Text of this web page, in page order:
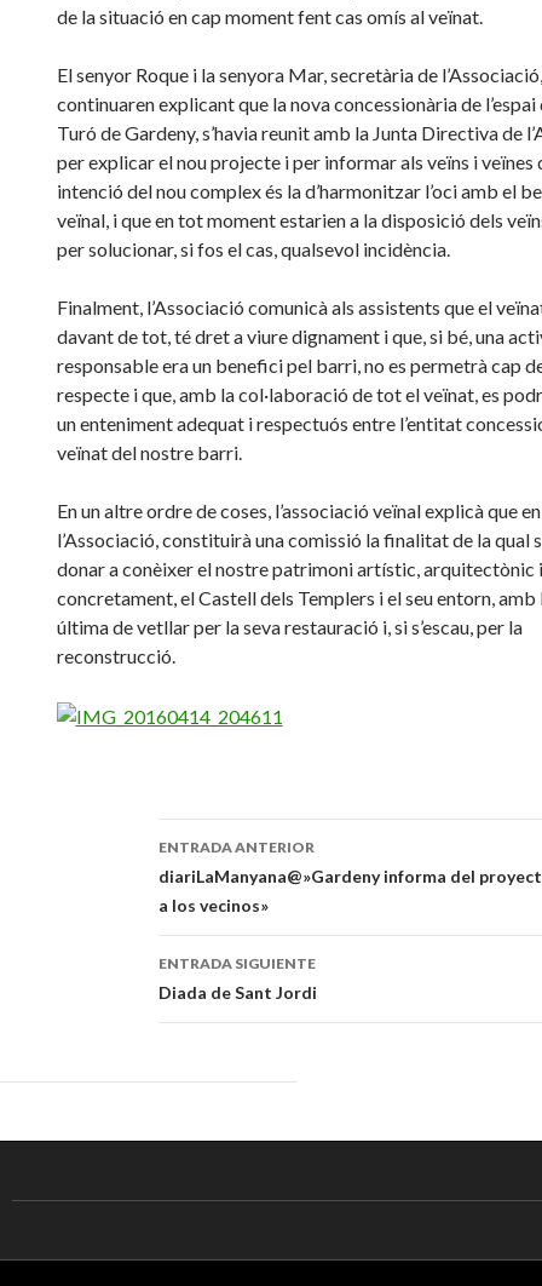
de la situació en cap moment fent cas omís al veïnat.
El senyor Roque i la senyora Mar, secretària de l’Associació,
continuaren explicant que la nova concessionària de l’espai
Turó de Gardeny, s’havia reunit amb la Junta Directiva de
per explicar el nou projecte i per informar als veïns i veïnes
intenció del nou complex és la d’harmonitzar l’oci amb el
veïnal, i que en tot moment estarien a la disposició dels
per solucionar, si fos el cas, qualsevol incidència.
Finalment, l’Associació comunicà als assistents que el
davant de tot, té dret a viure dignament i que, si bé, una
responsable era un benefici pel barri, no es permetrà cap
respecte i que, amb la col·laboració de tot el veïnat, es
un enteniment adequat i respectuós entre l’entitat
veïnat del nostre barri.
En un altre ordre de coses, l’associació veïnal explicà que
l’Associació, constituirà una comissió la finalitat de la qual
donar a conèixer el nostre patrimoni artístic, arquitectònic
concretament, el Castell dels Templers i el seu entorn,
última de vetllar per la seva restauració i, si s’escau, per la
reconstrucció.
Navegación
de
entradas
ENTRADA ANTERIOR
diariLaManyana@»Gardeny informa del
a los vecinos»
ENTRADA SIGUIENTE
Diada de Sant Jordi